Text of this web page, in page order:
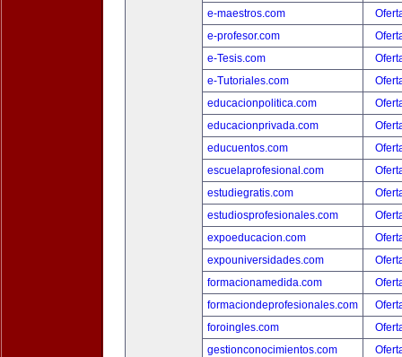
e-maestros.com
e-profesor.com
e-Tesis.com
e-Tutoriales.com
educacionpolitica.com
educacionprivada.com
educuentos.com
escuelaprofesional.com
estudiegratis.com
estudiosprofesionales.com
expoeducacion.com
expouniversidades.com
formacionamedida.com
formaciondeprofesionales.com
foroingles.com
gestionconocimientos.com